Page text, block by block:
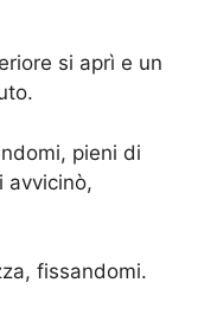
si aprì e un
pieni di
avvicinò,
fissandomi.